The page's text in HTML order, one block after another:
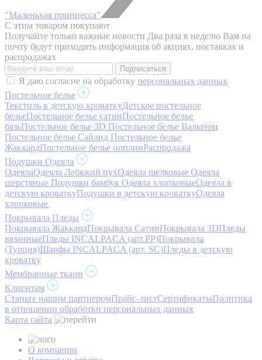
"Маленькая принцесса"
С этим товаром покупают
Получайте только важные новости Два раза в неделю Вам на
почту будут приходить информация об акциях, поставках и
распродажах
Я даю согласие на обработку персональных данных
Постельное белье
Текстиль в детскую кроваткуДетское постельное
бельеПостельное белье сатинПостельное белье
бязьПостельное белье 3D Постельное белье Вальтери
Постельное белье Сайлид Постельное белье
ЖаккардПостельное белье поплинРаспродажа
Подушки Одеяла
ОдеялаОдеяла Лебяжий пухОдеяла шелковые Одеяла
шерстяные Подушки бамбук Одеяла хлопковыеОдеяла в
детскую кроваткуПодушки в детскую кроваткуОдеяла
хлопковые
Покрывала Пледы
Покрывала ЖаккардПокрывала СатинПокрывала 3DПледы
вязанныеПледы INCALPACA (арт.PP)Покрывала
(Турция)Шарфы INCALPACA (арт. SC)Пледы в детскую
кроватку
Мембранные ткани
Клиентам
Станьте нашим партнеромПрайс-листСертификатыПолитика
в отношении обработки персональных данных
Карта сайта
О компании